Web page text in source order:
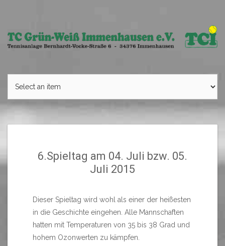
6.Spieltag am 04. Juli bzw. 05.
Juli 2015
Dieser Spieltag wird wohl als einer der heißesten
in die Geschichte eingehen. Alle Mannschaften
hatten mit Temperaturen von 35 bis 38 Grad und
hohem Ozonwerten zu kämpfen.